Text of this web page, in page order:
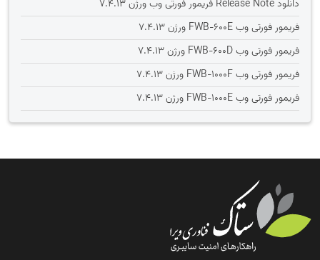
دانلود Release Note فریمور فورتی وب ورژن 7.4.13
فریمور فورتی وب FWB-600E ورژن 7.4.13
فریمور فورتی وب FWB-600D ورژن 7.4.13
فریمور فورتی وب FWB-1000F ورژن 7.4.13
فریمور فورتی وب FWB-1000E ورژن 7.4.13